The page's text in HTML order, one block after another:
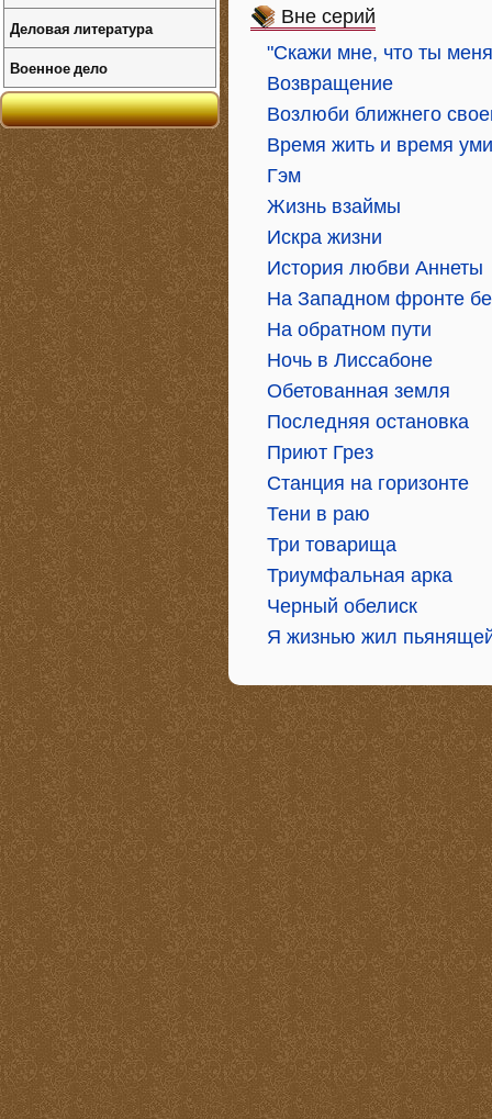
Вне серий
"Скажи мне, что ты
Возвращение
Возлюби ближнего
Время жить и время
Гэм
Жизнь взаймы
Искра жизни
История любви Аннеты
На Западном фронте
На обратном пути
Ночь в Лиссабоне
Обетованная земля
Последняя остановка
Приют Грез
Станция на горизонте
Тени в раю
Три товарища
Триумфальная арка
Черный обелиск
Я жизнью жил
Деловая литература
Военное дело